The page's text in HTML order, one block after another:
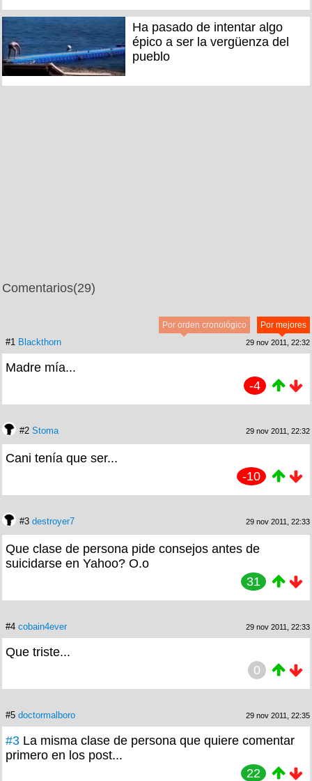
Ha pasado de intentar algo
épico a ser la vergüenza del
pueblo
Comentarios(29)
Por mejores
Por orden cronológico
#1 Blackthorn 29 nov 2011, 22:32
Madre mía...
-4
#2 Stoma 29 nov 2011, 22:32
Cani tenía que ser...
-10
#3 destroyer7 29 nov 2011, 22:33
Que clase de persona pide consejos antes de
suicidarse en Yahoo? O.o
31
#4 cobain4ever 29 nov 2011, 22:33
Que triste...
0
#5 doctormalboro 29 nov 2011, 22:35
#3 La misma clase de persona que quiere comentar
primero en los post...
22